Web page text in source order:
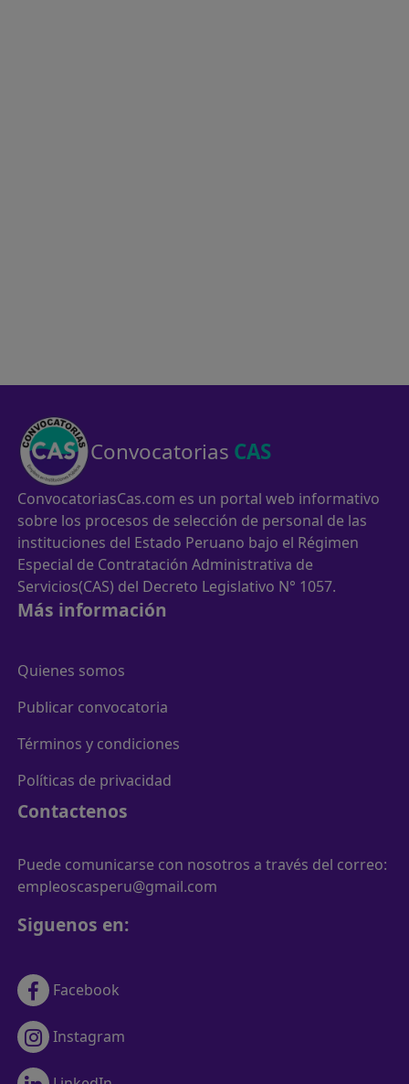
Convocatorias CAS
ConvocatoriasCas.com es un portal web informativo
sobre los procesos de selección de personal de las
instituciones del Estado Peruano bajo el Régimen
Especial de Contratación Administrativa de
Servicios(CAS) del Decreto Legislativo N° 1057.
Más información
Quienes somos
Publicar convocatoria
Términos y condiciones
Políticas de privacidad
Contactenos
Puede comunicarse con nosotros a través del correo:
empleoscasperu@gmail.com
Siguenos en:
Facebook
Instagram